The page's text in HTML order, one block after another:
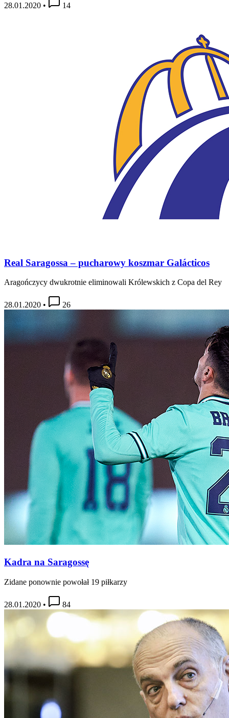
28.01.2020 • 14
Real Saragossa – pucharowy koszmar Galácticos
Aragończycy dwukrotnie eliminowali Królewskich z Copa del Rey
28.01.2020 • 26
Kadra na Saragossę
Zidane ponownie powołał 19 piłkarzy
28.01.2020 • 84